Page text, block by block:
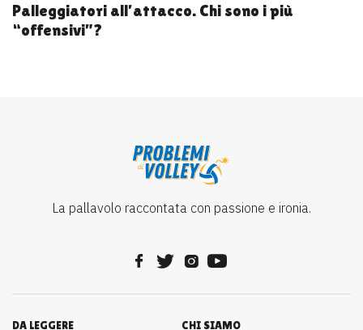
Palleggiatori all’attacco. Chi sono i più
“offensivi”?
La pallavolo raccontata con passione e ironia.
DA LEGGERE CHI SIAMO